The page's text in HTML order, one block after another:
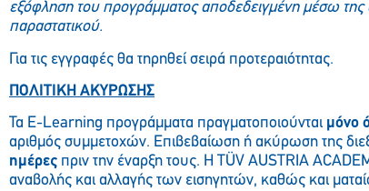
εξόφληση του προγράμματος αποδεδειγμένη μέσω της
παραστατικού.
Για τις εγγραφές θα τηρηθεί σειρά προτεραιότητας.
ΠΟΛΙΤΙΚΗ ΑΚΥΡΩΣΗΣ
Τα E-Learning προγράμματα πραγματοποιούνται μόνο
αριθμός συμμετοχών. Επιβεβαίωση ή ακύρωση της
ημέρες πριν την έναρξη τους. Η TÜV AUSTRIA
αναβολής και αλλαγής των εισηγητών, καθώς και